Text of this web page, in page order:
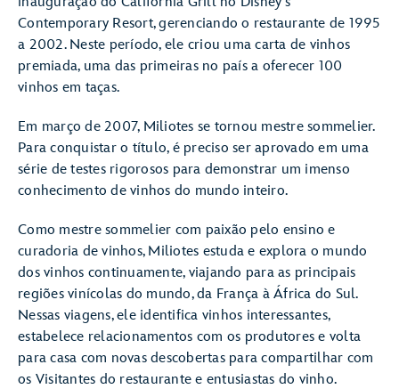
Contemporary Resort, gerenciando o restaurante de 1995
a 2002. Neste período, ele criou uma carta de vinhos
premiada, uma das primeiras no país a oferecer 100
vinhos em taças.
Em março de 2007, Miliotes se tornou mestre sommelier.
Para conquistar o título, é preciso ser aprovado em uma
série de testes rigorosos para demonstrar um imenso
conhecimento de vinhos do mundo inteiro.
Como mestre sommelier com paixão pelo ensino e
curadoria de vinhos, Miliotes estuda e explora o mundo
dos vinhos continuamente, viajando para as principais
regiões vinícolas do mundo, da França à África do Sul.
Nessas viagens, ele identifica vinhos interessantes,
estabelece relacionamentos com os produtores e volta
para casa com novas descobertas para compartilhar com
os Visitantes do restaurante e entusiastas do vinho.